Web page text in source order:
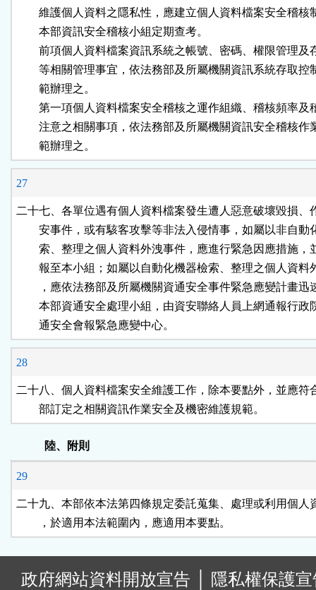
維護個人資料之隱私性，應建立個人資料檔案安全稽核
        本部資訊安全稽核小組定期查考。
前項個人資料檔案資訊系統之帳號、密碼、權限管理及
等相關管理事宜，依法務部及所屬機關資訊系統存取控
        範辦理之。
第一項個人資料檔案安全稽核之運作組織、稽核頻率及
注意之相關事項，依法務部及所屬機關資訊安全稽核作
        範辦理之。
27
二十七、各單位遇有個人資料檔案發生遭人惡意破壞毀損、
安事件，或有駭客攻擊等非法入侵情事，如屬以非自動
索、整理之個人資料外洩事件，應進行緊急因應措施，
報至本小組；如屬以自動化機器檢索、整理之個人資料
，應依法務部及所屬機關資通安全事件緊急應變計畫迅
本部資通安全處理小組，由資安聯絡人員上網通報行政
        通安全會報緊急應變中心。
28
二十八、個人資料檔案安全維護工作，除本要點外，並應符
        部訂定之相關資訊作業安全及機密維護規範。
陸、附則
29
二十九、本部依本法第四條規定委託蒐集、處理或利用個人
        ，於適用本法範圍內，應適用本要點。
政府網站資料開放宣告
隱私權保護